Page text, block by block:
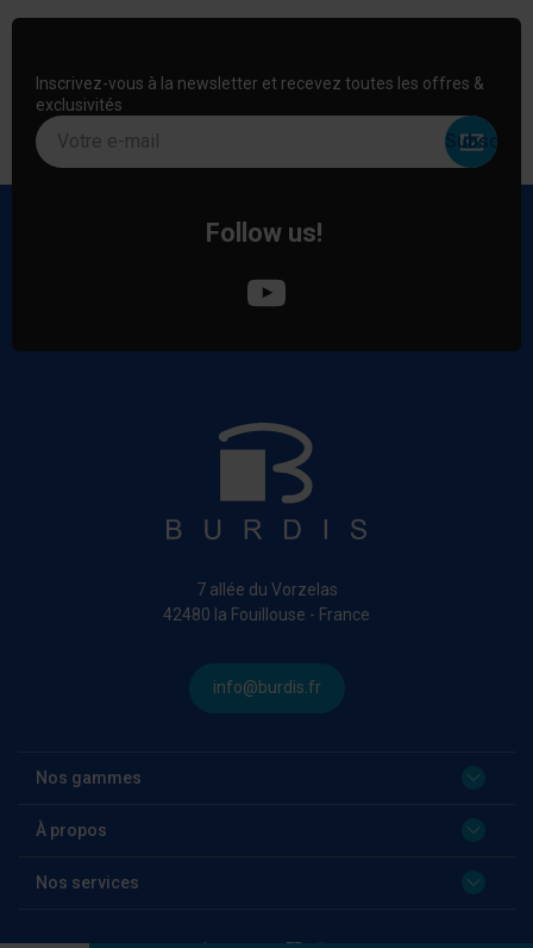
Inscrivez-vous à la newsletter et recevez toutes les offres &
exclusivités
Votre e-mail
Follow us!
7 allée du Vorzelas
42480 la Fouillouse - France
info@burdis.fr
Nos gammes
À propos
Nos services